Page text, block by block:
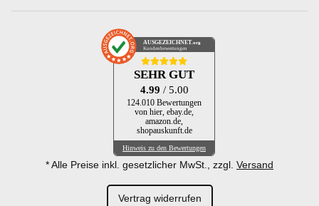
AUSGEZEICHNET .org
Kundenbewertungen
SEHR GUT
4.99 / 5.00
124.010 Bewertungen
von hier, ebay.de,
amazon.de,
shopauskunft.de
Hinweis zu den Bewertungen
* Alle Preise inkl. gesetzlicher MwSt., zzgl. Versand
Vertrag widerrufen